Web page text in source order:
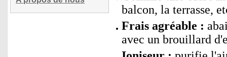
balcon, la terrasse,
Frais agréable :
avec un brouillard